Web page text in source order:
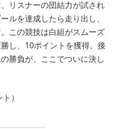
リスナーの団結力が試され
ルを達成したら走り出し、
この競技は白組がスムーズ
し、10ポイントを獲得。接
勝負が、ここでついに決し
）